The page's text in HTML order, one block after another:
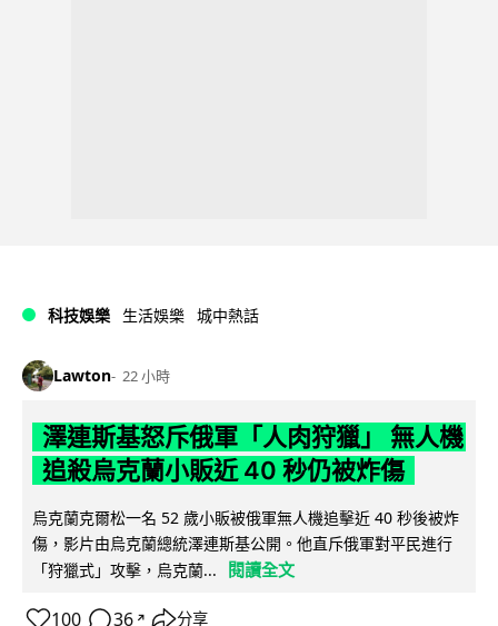
科技娛樂 生活娛樂 城中熱話
Lawton 22 小時
澤連斯基怒斥俄軍「人肉狩獵」 無人機
追殺烏克蘭小販近 40 秒仍被炸傷
烏克蘭克爾松一名 52 歲小販被俄軍無人機追擊近 40 秒後被炸
傷，影片由烏克蘭總統澤連斯基公開。他直斥俄軍對平民進行
「狩獵式」攻擊，烏克蘭...
閱讀全文
100 36 ↗ 分享